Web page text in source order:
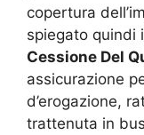
copertura
spiegato quindi
Cessione Del
assicurazione
d’erogazione,
trattenuta in